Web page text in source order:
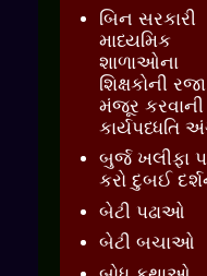
બિન સરકારી
માધ્યમિક
શાળાઓના
શિક્ષકોની રજા
મંજૂર કરવાની
કાર્યપધ્ધતિ
બુર્જ ખલીફા
કરો દુબઈ
બેટી પઢાઓ
બેટી બચાઓ